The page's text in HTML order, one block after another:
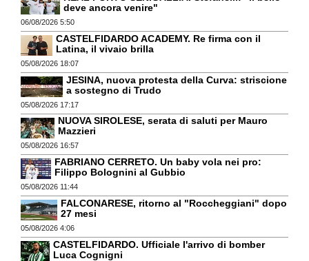
deve ancora venire"
06/08/2026 5:50
CASTELFIDARDO ACADEMY. Re firma con il
Latina, il vivaio brilla
05/08/2026 18:07
JESINA, nuova protesta della Curva: striscione
a sostegno di Trudo
05/08/2026 17:17
NUOVA SIROLESE, serata di saluti per Mauro
Mazzieri
05/08/2026 16:57
FABRIANO CERRETO. Un baby vola nei pro:
Filippo Bolognini al Gubbio
05/08/2026 11:44
FALCONARESE, ritorno al "Roccheggiani" dopo
27 mesi
05/08/2026 4:06
CASTELFIDARDO. Ufficiale l'arrivo di bomber
Luca Cognigni